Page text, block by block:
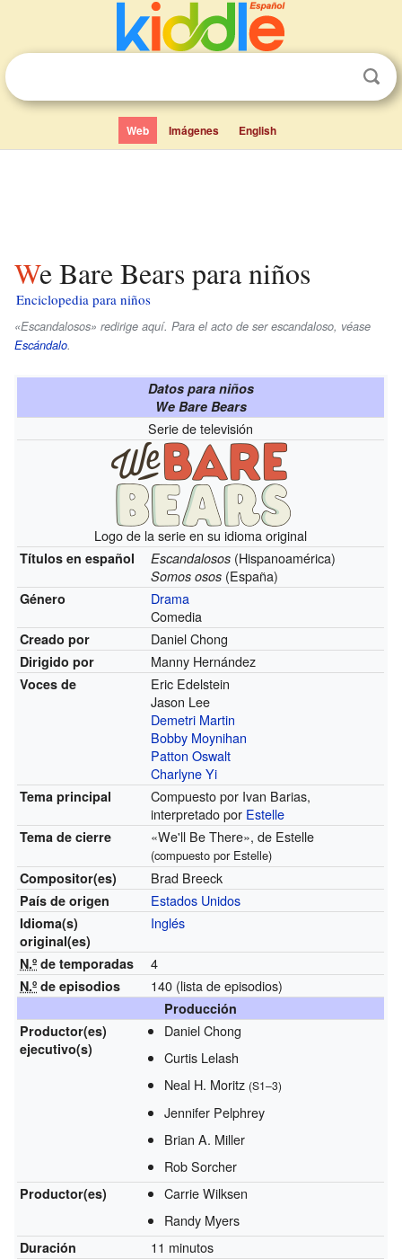
Web Imágenes English
We Bare Bears para niños
Enciclopedia para niños
«Escandalosos» redirige aquí. Para el acto de ser escandaloso, véase
Escándalo.
Datos para niños
We Bare Bears
Serie de televisión
Logo de la serie en su idioma original
Títulos en español Escandalosos (Hispanoamérica)
Somos osos (España)
Género
Drama
Comedia
Creado por Daniel Chong
Dirigido por Manny Hernández
Voces de
Eric Edelstein
Jason Lee
Demetri Martin
Bobby Moynihan
Patton Oswalt
Charlyne Yi
Tema principal
Compuesto por Ivan Barias,
interpretado por Estelle
Tema de cierre «We'll Be There», de Estelle
(compuesto por Estelle)
Compositor(es) Brad Breeck
País de origen Estados Unidos
Idioma(s)
original(es)
Inglés
N.º de temporadas 4
N.º de episodios 140 (lista de episodios)
Producción
Productor(es)
ejecutivo(s)
Daniel Chong
Curtis Lelash
Neal H. Moritz (S1–3)
Jennifer Pelphrey
Brian A. Miller
Rob Sorcher
Productor(es)
Carrie Wilksen
Randy Myers
Duración 11 minutos